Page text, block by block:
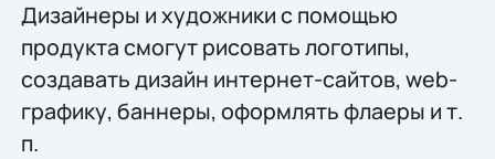
Дизайнеры и художники с помощью
продукта смогут рисовать логотипы,
создавать дизайн интернет-сайтов, web-
графику, баннеры, оформлять флаеры и т.
п.